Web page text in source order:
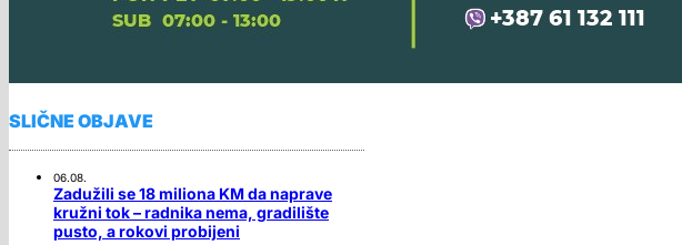
SLIČNE OBJAVE
06.08.
Zadužili se 18 miliona KM da naprave
kružni tok – radnika nema, gradilište
pusto, a rokovi probijeni